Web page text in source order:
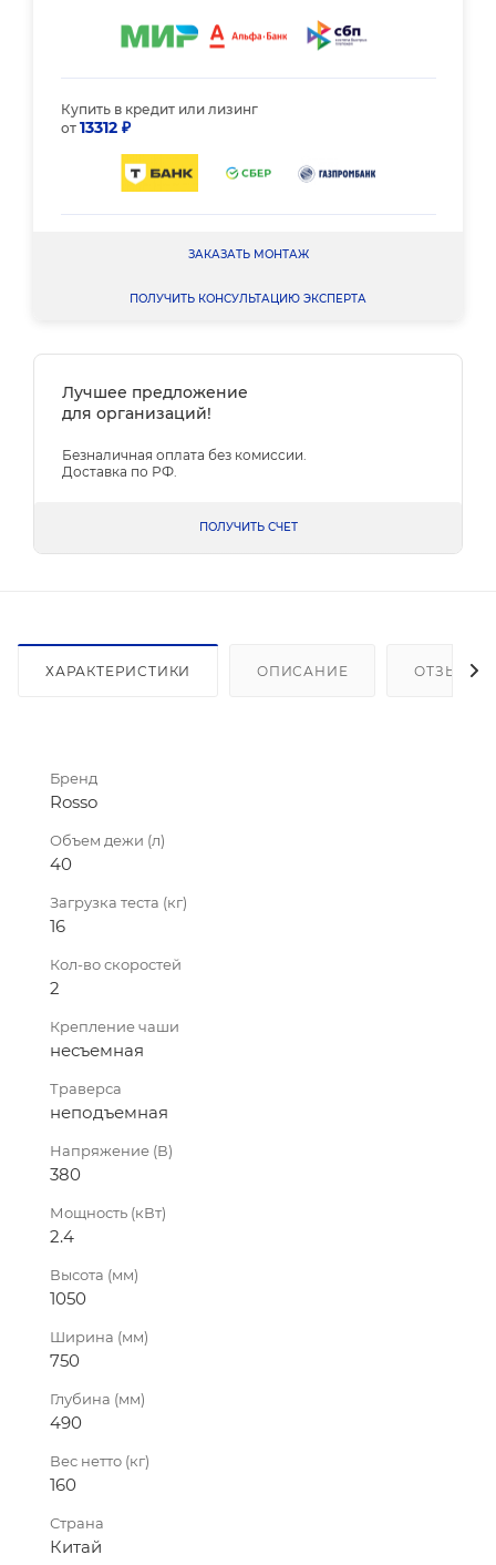
Купить в кредит или лизинг
от 13312 ₽
ЗАКАЗАТЬ МОНТАЖ
ПОЛУЧИТЬ КОНСУЛЬТАЦИЮ ЭКСПЕРТА
Лучшее предложение
для организаций!
Безналичная оплата без комиссии.
Доставка по РФ.
ПОЛУЧИТЬ СЧЕТ
ХАРАКТЕРИСТИКИ ОПИСАНИЕ ОТЗЫВЫ
Бренд
Rosso
Объем дежи (л)
40
Загрузка теста (кг)
16
Кол-во скоростей
2
Крепление чаши
несъемная
Траверса
неподъемная
Напряжение (В)
380
Мощность (кВт)
2.4
Высота (мм)
1050
Ширина (мм)
750
Глубина (мм)
490
Вес нетто (кг)
160
Страна
Китай